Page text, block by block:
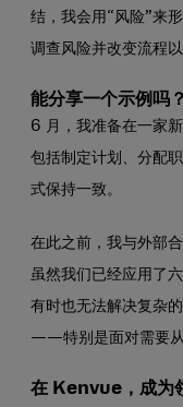
结，我会用“风险”来
调查风险并改变流程
能分享一个示例吗？
6 月，我准备在一家
包括制定计划、分配
式保持一致。
在此之前，我与外部
虽然我们已经应用了
有时也无法解决复杂
——特别是面对需要从
在 Kenvue，成为